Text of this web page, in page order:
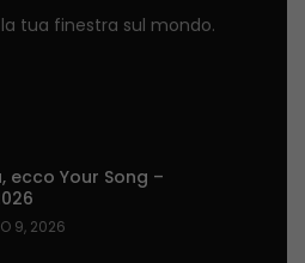
la tua finestra sul mondo.
ecco Your Song –
9, 2026